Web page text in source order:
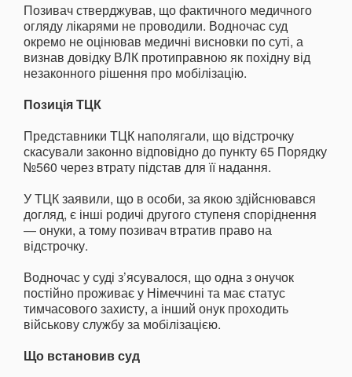
Позивач стверджував, що фактичного медичного
огляду лікарями не проводили. Водночас суд
окремо не оцінював медичні висновки по суті, а
визнав довідку ВЛК протиправною як похідну від
незаконного рішення про мобілізацію.
Позиція ТЦК
Представники ТЦК наполягали, що відстрочку
скасували законно відповідно до пункту 65 Порядку
№560 через втрату підстав для її надання.
У ТЦК заявили, що в особи, за якою здійснювався
догляд, є інші родичі другого ступеня споріднення
— онуки, а тому позивач втратив право на
відстрочку.
Водночас у суді з’ясувалося, що одна з онучок
постійно проживає у Німеччині та має статус
тимчасового захисту, а інший онук проходить
військову службу за мобілізацією.
Що встановив суд